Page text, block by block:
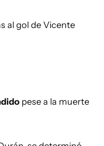
al gol de Vicente
pese a la muerte